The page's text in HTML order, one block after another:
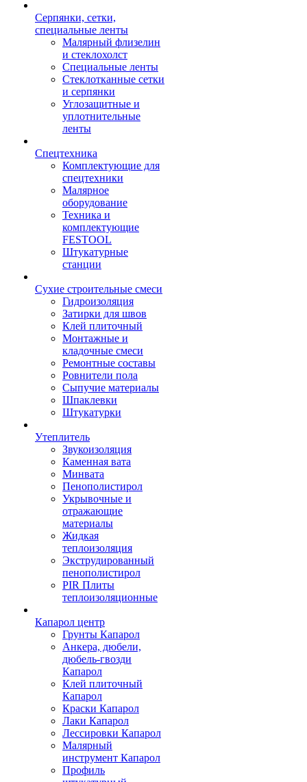
Серпянки, сетки,
специальные ленты
Малярный флизелин
и стеклохолст
Специальные ленты
Стеклотканные сетки
и серпянки
Углозащитные и
уплотнительные
ленты
Спецтехника
Комплектующие для
спецтехники
Малярное
оборудование
Техника и
комплектующие
FESTOOL
Штукатурные
станции
Сухие строительные смеси
Гидроизоляция
Затирки для швов
Клей плиточный
Монтажные и
кладочные смеси
Ремонтные составы
Ровнители пола
Сыпучие материалы
Шпаклевки
Штукатурки
Утеплитель
Звукоизоляция
Каменная вата
Минвата
Пенополистирол
Укрывочные и
отражающие
материалы
Жидкая
теплоизоляция
Экструдированный
пенополистирол
PIR Плиты
теплоизоляционные
Капарол центр
Грунты Капарол
Анкера, дюбели,
дюбель-гвозди
Капарол
Клей плиточный
Капарол
Краски Капарол
Лаки Капарол
Лессировки Капарол
Малярный
инструмент Капарол
Профиль